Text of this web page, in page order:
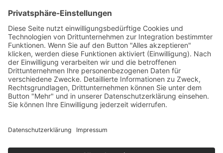
eines Mietshaus in der
Vohburgerstraße München
Planung, Genehmigung
Denkmalschutz, Detailplanung
und Bauleitung...
READ MORE